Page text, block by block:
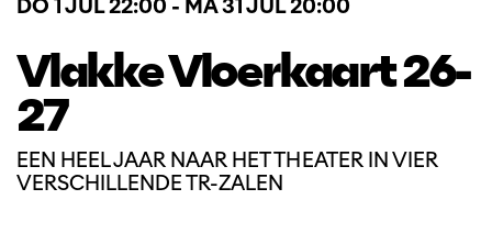
Vlakke Vloerkaart 26-
27
EEN HEEL JAAR NAAR HET THEATER IN VIER
VERSCHILLENDE TR-ZALEN
DO 1 JUL22:00 - MA 31 JUL20:00